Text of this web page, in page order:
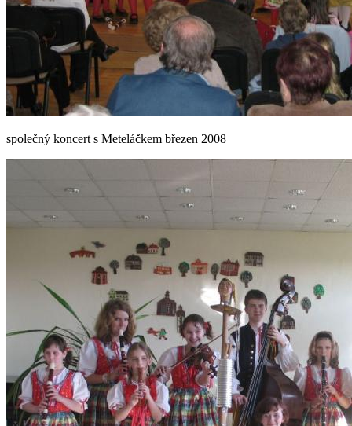
společný koncert s Meteláčkem březen 2008